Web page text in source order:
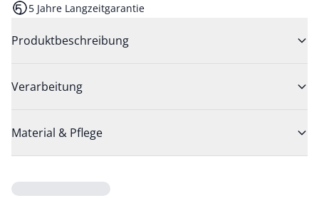
5 Jahre Langzeitgarantie
Produktbeschreibung
Verarbeitung
Material & Pflege